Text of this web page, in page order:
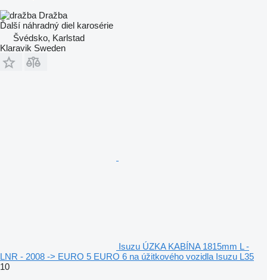
Dražba
Ďalší náhradný diel karosérie
Švédsko, Karlstad
Klaravik Sweden
Isuzu ÚZKA KABÍNA 1815mm L -
LNR - 2008 -> EURO 5 EURO 6 na úžitkového vozidla Isuzu L35
10